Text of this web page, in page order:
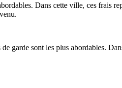
Dans cette ville, ces
garde sont les plus abordables.